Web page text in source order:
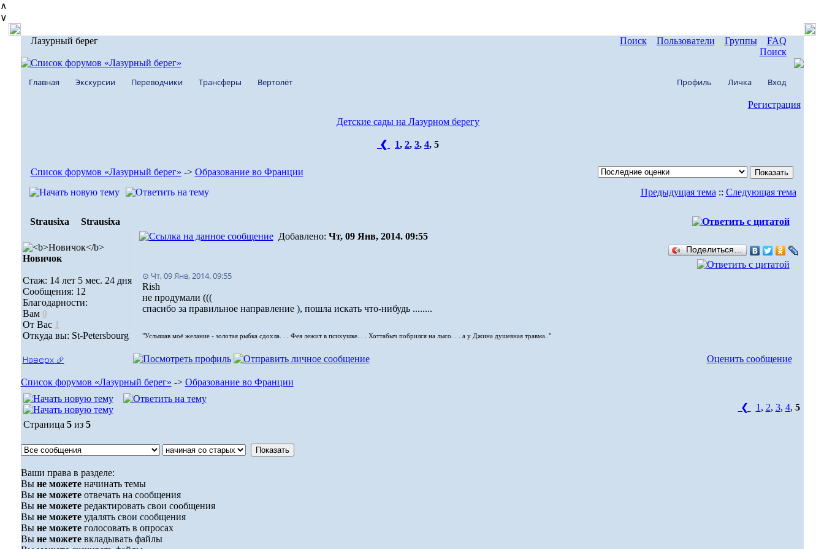
∧
∨
Лазурный берег Поиск Пользователи Группы
FAQ
Поиск
Главная Экскурсии Переводчики Трансферы Вертолёт Профиль Личка Вход
Регистрация
Детские сады на Лазурном берегу
❮ 1, 2, 3, 4, 5
Список форумов «Лазурный берег» -> Образование во Франции
Предыдущая тема :: Следующая тема
Strausixa Strausixa
Новичок
Стаж: 14 лет 5 мес. 24 дня
Сообщения: 12
Благодарности:
Вам 0
От Вас 1
Откуда вы: St-Petersbourg
Добавлено: Чт, 09 Янв, 2014. 09:55
Поделиться…
⊙ Чт, 09 Янв, 2014. 09:55
Rish
не продумали (((
спасибо за правильное направление ), пошла искать что-нибудь ........
"Услышав моё желание - золотая рыбка сдохла. . . Фея лежит в психушке. . . Хоттабыч побрился на лысо. . . а у Джина душевная травма.."
Наверх ⮵ Оценить сообщение
Список форумов «Лазурный берег» -> Образование во Франции
❮ 1 , 2, 3, 4, 5
Страница 5из 5
Ваши права в разделе:
Вы не можетеначинать темы
Вы не можетеотвечать на сообщения
Вы не можетередактировать свои сообщения
Вы не можетеудалять свои сообщения
Вы не можетеголосовать в опросах
Вы не можетевкладывать файлы